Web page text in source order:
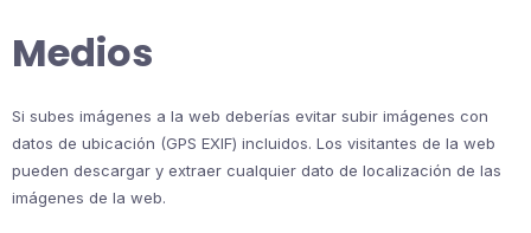
Medios
Si subes imágenes a la web deberías evitar subir imágenes con
datos de ubicación (GPS EXIF) incluidos. Los visitantes de la web
pueden descargar y extraer cualquier dato de localización de las
imágenes de la web.